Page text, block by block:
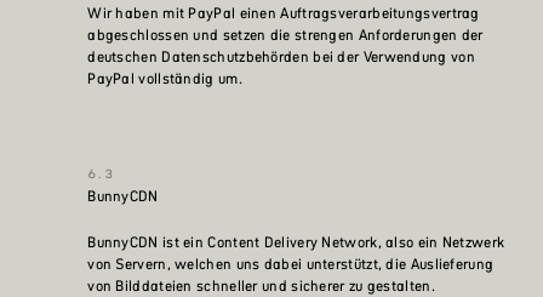
Wir haben mit PayPal einen Auftragsverarbeitungsvertrag
abgeschlossen und setzen die strengen Anforderungen der
deutschen Datenschutzbehörden bei der Verwendung von
PayPal vollständig um.
BunnyCDN
BunnyCDN ist ein Content Delivery Network, also ein Netzwerk
von Servern, welchen uns dabei unterstützt, die Auslieferung
von Bilddateien schneller und sicherer zu gestalten.